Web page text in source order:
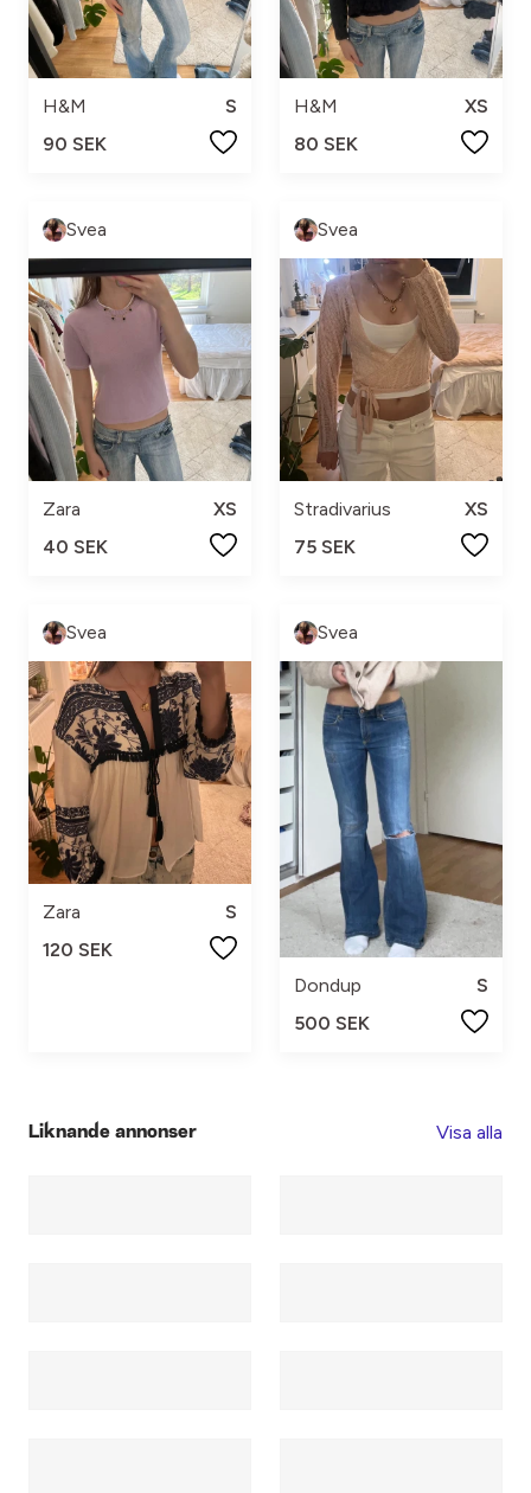
H&M
S
90 SEK
H&M
XS
80 SEK
Svea
Zara
XS
40 SEK
Svea
Stradivarius
XS
75 SEK
Svea
Zara
S
120 SEK
Svea
Dondup
S
500 SEK
Liknande annonser Visa alla